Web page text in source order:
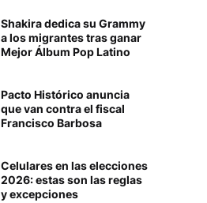
Shakira dedica su Grammy
a los migrantes tras ganar
Mejor Álbum Pop Latino
Pacto Histórico anuncia
que van contra el fiscal
Francisco Barbosa
Celulares en las elecciones
2026: estas son las reglas
y excepciones